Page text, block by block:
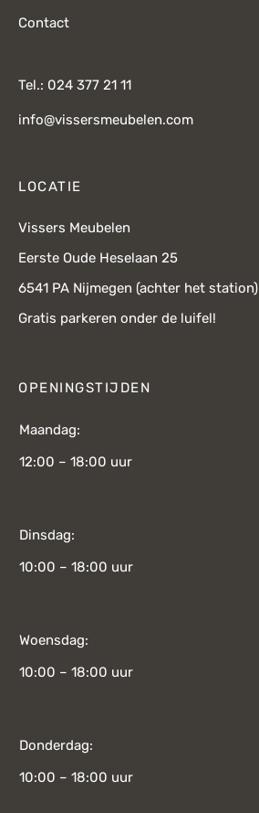
Contact
Tel.: 024 377 21 11
info@vissersmeubelen.com
LOCATIE
Vissers Meubelen
Eerste Oude Heselaan 25
6541 PA Nijmegen (achter het station)
Gratis parkeren onder de luifel!
OPENINGSTIJDEN
Maandag:
12:00 – 18:00 uur
Dinsdag:
10:00 – 18:00 uur
Woensdag:
10:00 – 18:00 uur
Donderdag:
10:00 – 18:00 uur